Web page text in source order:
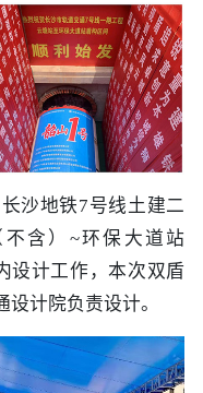
历史
企业
市政
轨道
建筑
桥梁
隧道
公告
时政
博士
特色
知识
招聘
联系
客户
沙地铁7号线土建二
含）~环保大道站
设计工作，本次双盾
计院负责设计。